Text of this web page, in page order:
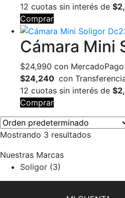
original
$29,990.
actual
$24,990.
12 cuotas sin interés de
Comprar
Cámara Mini
$24,990 con MercadoPago
$24,240 con
12 cuotas sin interés de
Comprar
Mostrando 3 resultados
Nuestras Marcas
Soligor (3)